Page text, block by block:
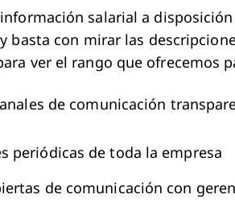
salarial a
basta con mirar las
ver el rango que ofrecemos
de comunicación
periódicas de toda la empresa
de comunicación con